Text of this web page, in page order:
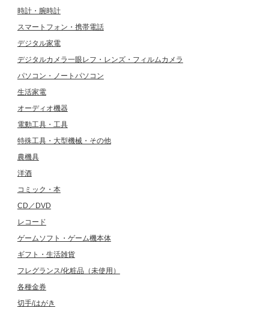
時計・腕時計
スマートフォン・携帯電話
デジタル家電
デジタルカメラ一眼レフ・レンズ・フィルムカメラ
パソコン・ノートパソコン
生活家電
オーディオ機器
電動工具・工具
特殊工具・大型機械・その他
農機具
洋酒
コミック・本
CD／DVD
レコード
ゲームソフト・ゲーム機本体
ギフト・生活雑貨
フレグランス/化粧品（未使用）
各種金券
切手/はがき